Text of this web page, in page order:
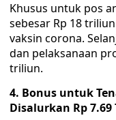
Khusus untuk pos
sebesar Rp 18
vaksin corona.
dan pelaksanaan
triliun.
4. Bonus untuk
Disalurkan Rp